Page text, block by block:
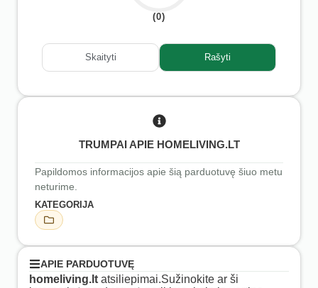
(0)
Skaityti Rašyti
TRUMPAI APIE HOMELIVING.LT
Papildomos informacijos apie šią parduotuvę šiuo metu
neturime.
KATEGORIJA
APIE PARDUOTUVĘ
homeliving.lt atsiliepimai.Sužinokite ar ši